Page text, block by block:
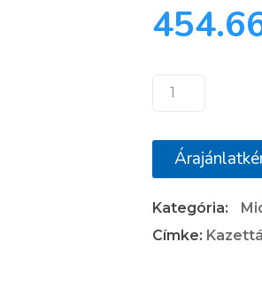
Midea
12FN8D0-
mennyiség
Kategória:
Címke: